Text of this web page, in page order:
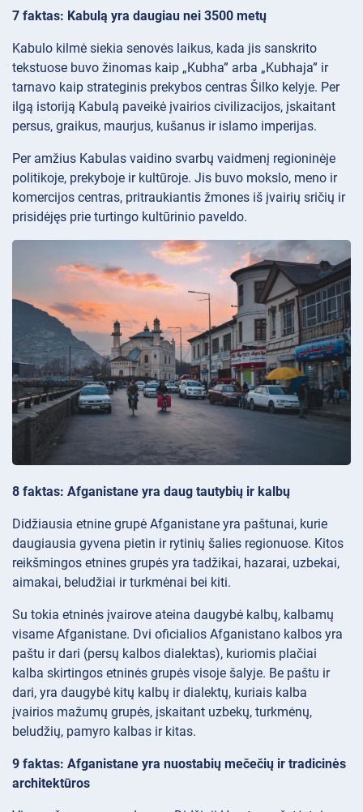
7 faktas: Kabulą yra daugiau nei 3500 metų
Kabulo kilmė siekia senovės laikus, kada jis sanskrito
tekstuose buvo žinomas kaip „Kubha” arba „Kubhaja” ir
tarnavo kaip strateginis prekybos centras Šilko kelyje. Per
ilgą istoriją Kabulą paveikė įvairios civilizacijos, įskaitant
persus, graikus, maurjus, kušanus ir islamo imperijas.
Per amžius Kabulas vaidino svarbų vaidmenį regioninėje
politikoje, prekyboje ir kultūroje. Jis buvo mokslo, meno ir
komercijos centras, pritraukiantis žmones iš įvairių sričių ir
prisidėjęs prie turtingo kultūrinio paveldo.
8 faktas: Afganistane yra daug tautybių ir kalbų
Didžiausia etnine grupė Afganistane yra paštunai, kurie
daugiausia gyvena pietin ir rytinių šalies regionuose. Kitos
reikšmingos etnines grupės yra tadžikai, hazarai, uzbekai,
aimakai, beludžiai ir turkmėnai bei kiti.
Su tokia etninės įvairove ateina daugybė kalbų, kalbamų
visame Afganistane. Dvi oficialios Afganistano kalbos yra
paštu ir dari (persų kalbos dialektas), kuriomis plačiai
kalba skirtingos etninės grupės visoje šalyje. Be paštu ir
dari, yra daugybė kitų kalbų ir dialektų, kuriais kalba
įvairios mažumų grupės, įskaitant uzbekų, turkmėnų,
beludžių, pamyro kalbas ir kitas.
9 faktas: Afganistane yra nuostabių mečečių ir tradicinės
architektūros